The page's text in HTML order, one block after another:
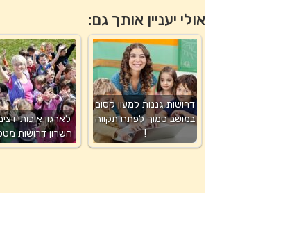
אולי יעניין אותך גם:
לארגון איכותי
השרון דרושות
דרושות גננות למעון קסום
במושב סמוך לפתח תקווה
!